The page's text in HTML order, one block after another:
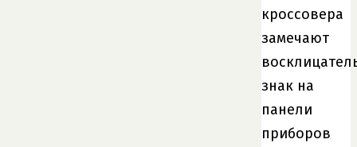
кроссовера
замечают
знак на
панели
приборов